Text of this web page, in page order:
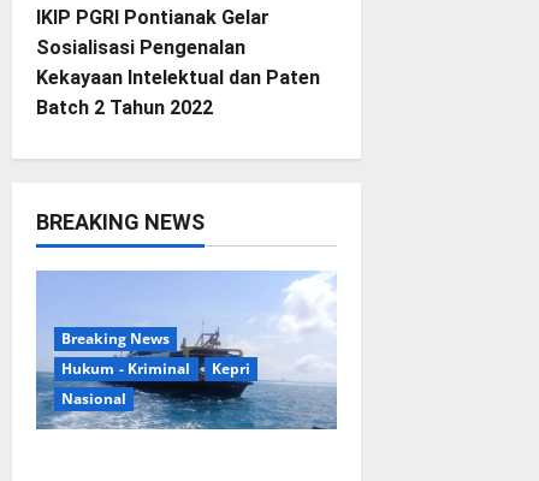
t
n
a
i
g
t
i
IKIP PGRI Pontianak Gelar
Sosialisasi Pengenalan
Kekayaan Intelektual dan Paten
Batch 2 Tahun 2022
BREAKING NEWS
Breaking News
Hukum - Kriminal
Kepri
Nasional